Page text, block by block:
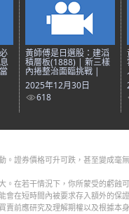
黃師傅是日選股：建滔
積層板(1888) | 新三樣
內捲整治面臨挑戰 |
2025年12月30日
618
。證券價格可升可跌，甚至變成毫
。在若干情況下，你所蒙受的虧蝕
會在短時間內被要求存入額外的保
賣前應研究及理解期權以及根據本